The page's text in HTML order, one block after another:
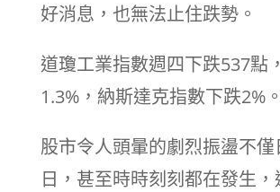
好消息，也無法止住跌勢。
道瓊工業指數週四下跌537點
1.3%，納斯達克指數下跌2%。
股市令人頭暈的劇烈振盪不僅
日，甚至時時刻刻都在發生